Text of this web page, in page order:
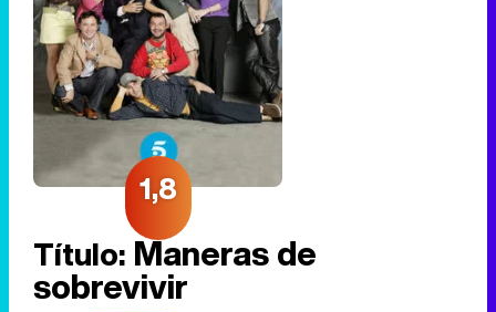
1,8
Título: Maneras de
sobrevivir